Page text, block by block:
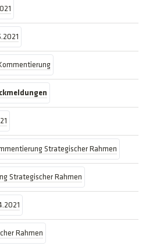
Strategischer Rahmen
Strategischer Rahmen
Rahmen